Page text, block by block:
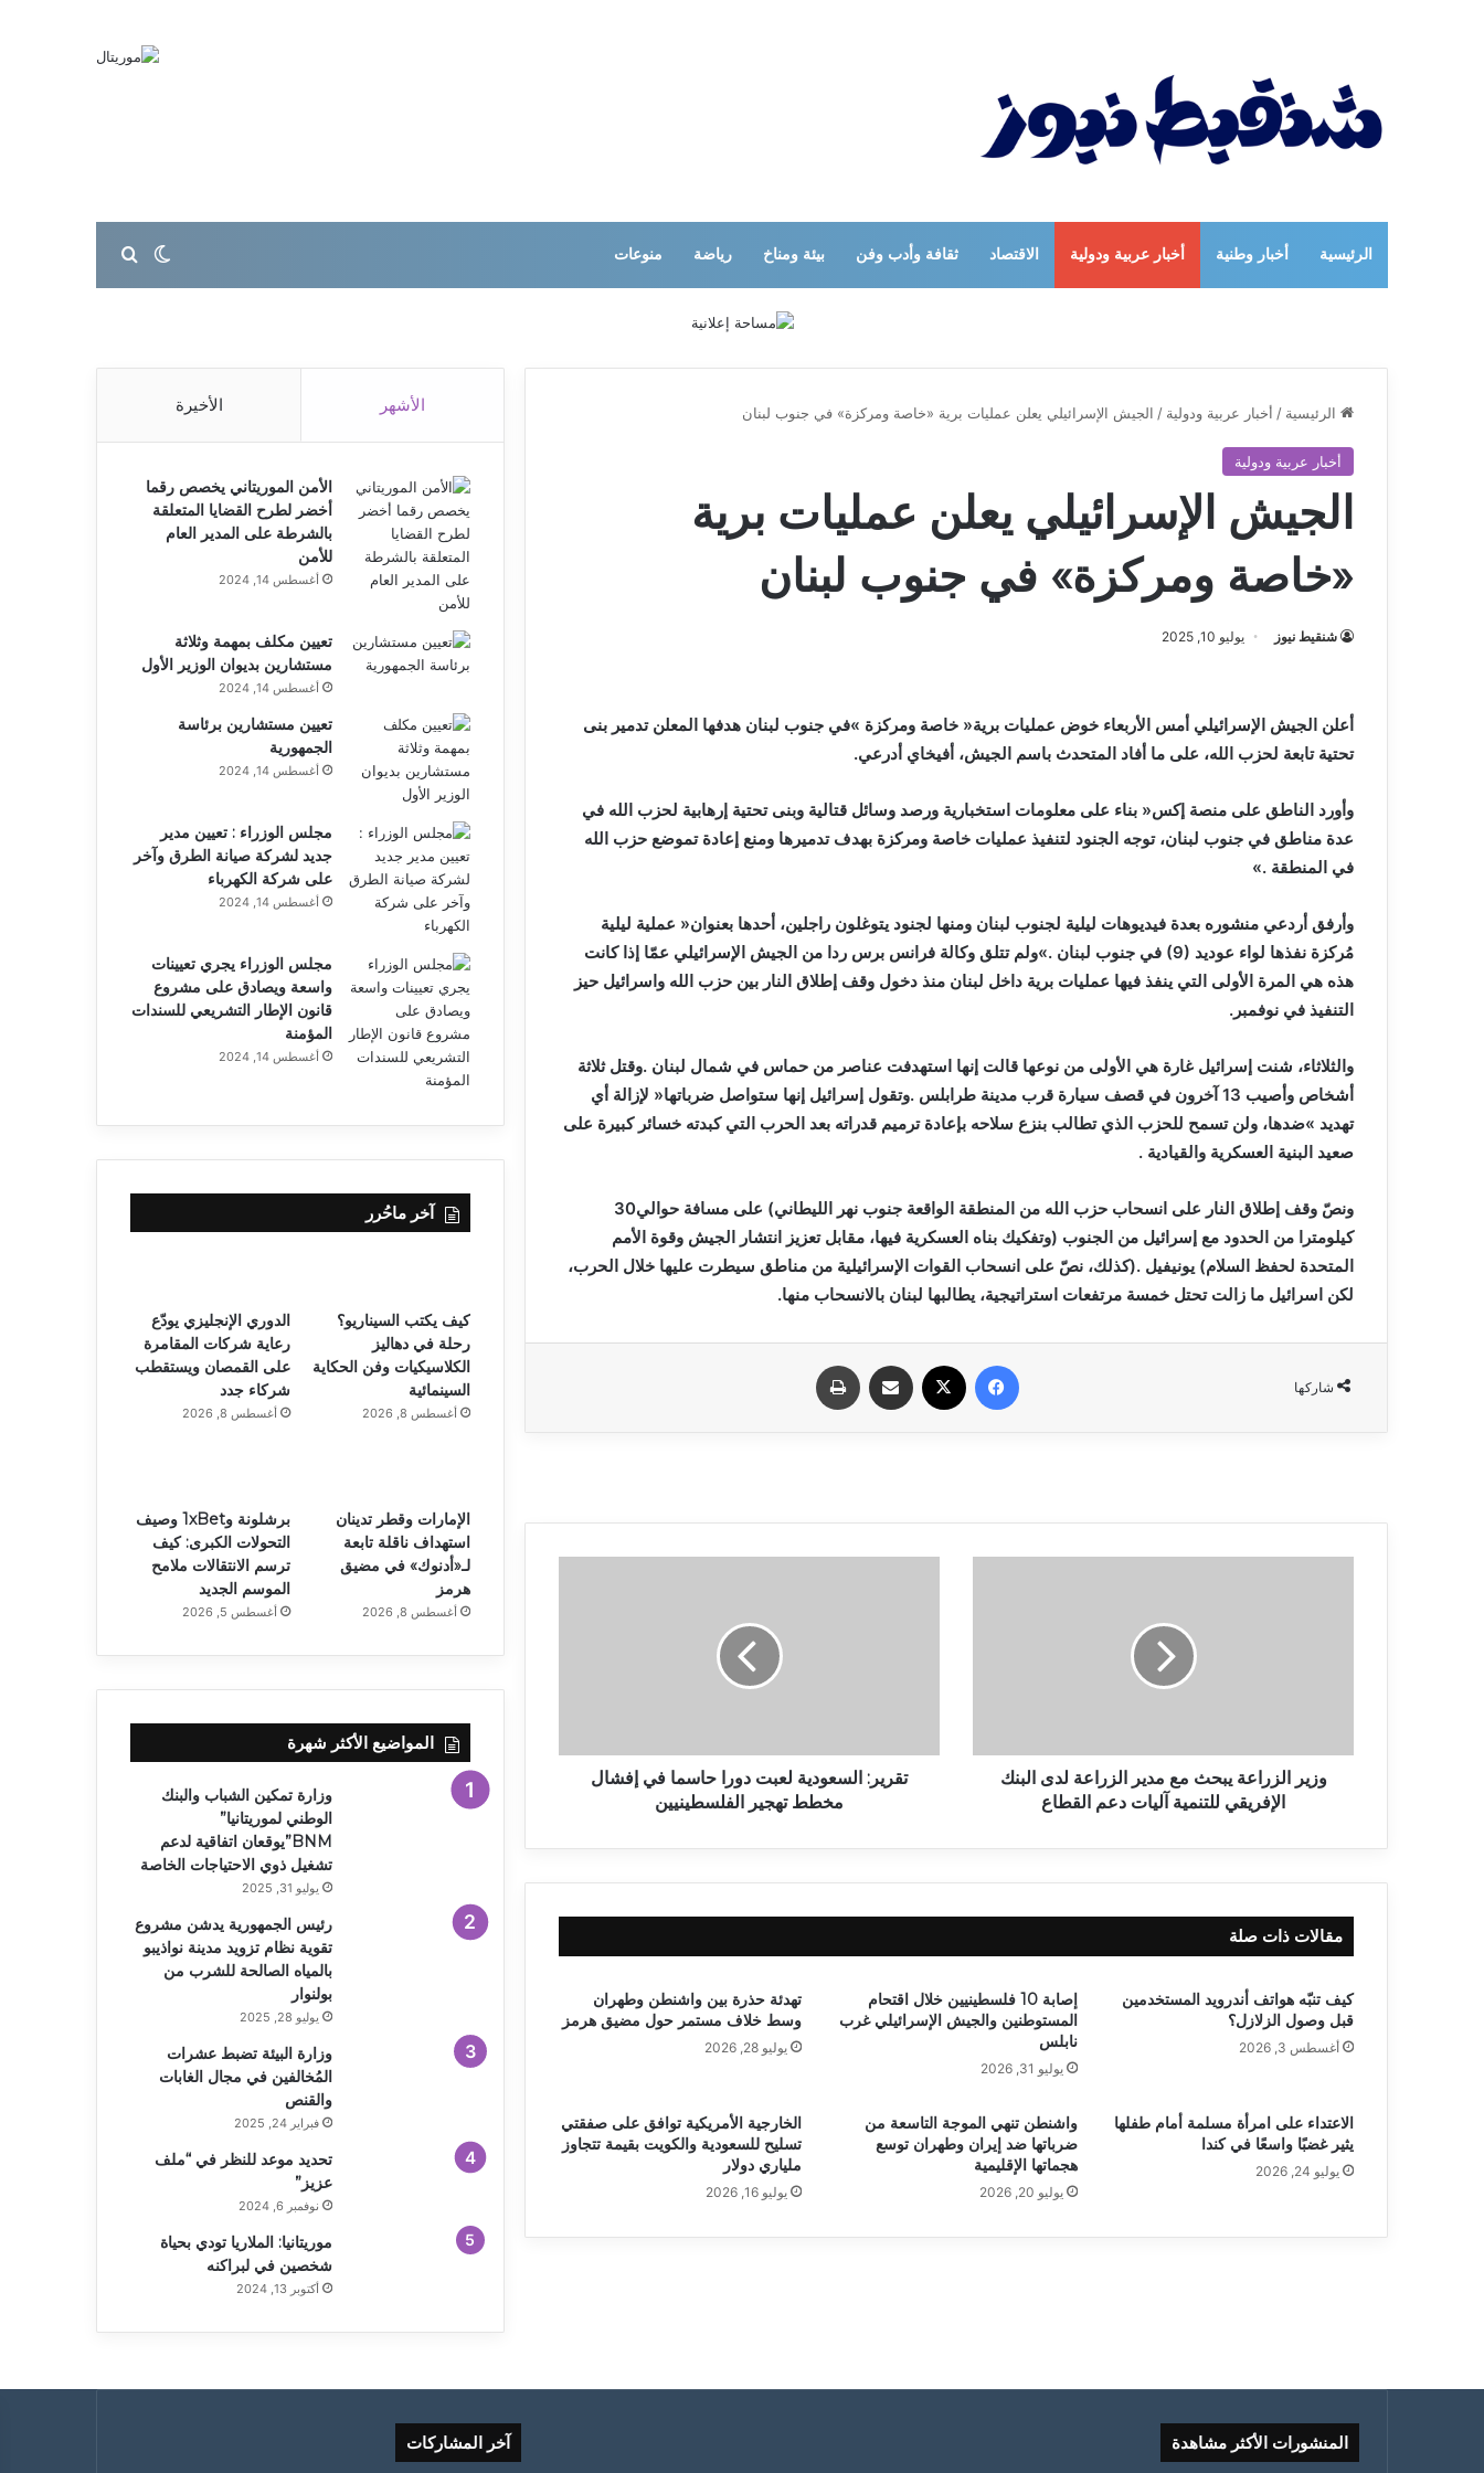
الرئيسية أخبار وطنية أخبار عربية ودولية الاقتصاد ثقافة وأدب وفن بيئة ومناخ رياضة منوعات الوضع المظلم
بحث عن
الرئيسية / أخبار عربية ودولية / الجيش الإسرائيلي يعلن عمليات برية «خاصة ومركزة» في جنوب لبنان
أخبار عربية ودولية
الجيش الإسرائيلي يعلن عمليات برية
«خاصة ومركزة» في جنوب لبنان
شنقيط نيوز يوليو 10, 2025
‬تحتية‭ ‬تابعة‭ ‬لحزب‭ ‬الله،‭ ‬على‭ ‬ما‭ ‬أفاد‭ ‬المتحدث‭ ‬باسم‭ ‬الجيش،‭ ‬أفيخاي‭ ‬أدرعي‭. ‬
‬في‭ ‬المنطقة‮»‬‭. ‬
‬التنفيذ‭ ‬في‭ ‬نوفمبر‭. ‬
‬صعيد‭ ‬البنية‭ ‬العسكرية‭ ‬والقيادية‭. ‬
ونصّ‭ ‬وقف‭ ‬إطلاق‭ ‬النار‭ ‬على‭ ‬انسحاب‭ ‬حزب‭ ‬الله‭ ‬من‭ ‬المنطقة‭ ‬الواقعة‭ ‬جنوب‭ ‬نهر‭ ‬الليطاني‭ (‬على‭ ‬مسافة‭ ‬حوالي‭ ‬30‭
‬لكن‭ ‬اسرائيل‭ ‬ما‭ ‬زالت‭ ‬تحتل‭ ‬خمسة‭ ‬مرتفعات‭ ‬استراتيجية،‭ ‬يطالبها‭ ‬لبنان‭ ‬بالانسحاب‭ ‬منها‭. ‬
شاركها
فيسبوك مشاركة عبر البريد
وزير الزراعة يبحث مع مدير الزراعة لدى البنك
الإفريقي للتنمية آليات دعم القطاع
تقرير: السعودية لعبت دورا حاسما في إفشال
مخطط تهجير الفلسطينيين
مقالات ذات صلة
كيف تنبّه هواتف أندرويد المستخدمين
قبل وصول الزلازل؟
أغسطس 3, 2026
إصابة 10 فلسطينيين خلال اقتحام
المستوطنين والجيش الإسرائيلي غرب
نابلس
يوليو 31, 2026
تهدئة حذرة بين واشنطن وطهران
وسط خلاف مستمر حول مضيق هرمز
يوليو 28, 2026
الاعتداء على امرأة مسلمة أمام طفلها
يثير غضبًا واسعًا في كندا
يوليو 24, 2026
واشنطن تنهي الموجة التاسعة من
ضرباتها ضد إيران وطهران توسع
هجماتها الإقليمية
يوليو 20, 2026
الخارجية الأمريكية توافق على صفقتي
تسليح للسعودية والكويت بقيمة تتجاوز
ملياري دولار
يوليو 16, 2026
الأشهر الأخيرة
الأمن الموريتاني يخصص رقما
أخضر لطرح القضايا المتعلقة
بالشرطة على المدير العام
للأمن
أغسطس 14, 2024
تعيين مكلف بمهمة وثلاثة
مستشارين بديوان الوزير الأول
أغسطس 14, 2024
تعيين مستشارين برئاسة
الجمهورية
أغسطس 14, 2024
مجلس الوزراء : تعيين مدير
جديد لشركة صيانة الطرق وآخر
على شركة الكهرباء
أغسطس 14, 2024
مجلس الوزراء يجري تعيينات
واسعة ويصادق على مشروع
قانون الإطار التشريعي للسندات
المؤمنة
أغسطس 14, 2024
آخر ماحُرر
كيف يكتب السيناريو؟
رحلة في دهاليز
الكلاسيكيات وفن الحكاية
السينمائية
أغسطس 8, 2026
الدوري الإنجليزي يودّع
رعاية شركات المقامرة
على القمصان ويستقطب
شركاء جدد
أغسطس 8, 2026
الإمارات وقطر تدينان
استهداف ناقلة تابعة
لـ«أدنوك» في مضيق
هرمز
أغسطس 8, 2026
برشلونة و1xBet وصيف
التحولات الكبرى: كيف
ترسم الانتقالات ملامح
الموسم الجديد
أغسطس 5, 2026
المواضيع الأكثر شهرة
وزارة تمكين الشباب والبنك
الوطني لموريتانيا”
BNM”يوقعان اتفاقية لدعم
تشغيل ذوي الاحتياجات الخاصة
يوليو 31, 2025
رئيس الجمهورية يدشن مشروع
تقوية نظام تزويد مدينة نواذيبو
بالمياه الصالحة للشرب من
بولنوار
يوليو 28, 2025
وزارة البيئة تضبط عشرات
المُخالفين في مجال الغابات
والقنص
فبراير 24, 2025
تحديد موعد للنظر في “ملف
عزيز”
نوفمبر 6, 2024
موريتانيا: الملاريا تودي بحياة
شخصين في لبراكنه
أكتوبر 13, 2024
المنشورات الأكثر مشاهدة آخر المشاركات